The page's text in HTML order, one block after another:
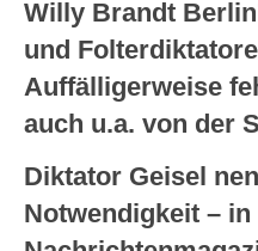
Willy Brandt
und
Auffälligerweise
auch u.a. von der
Diktator Geisel
Notwendigkeit –